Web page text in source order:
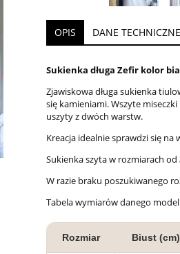
OPIS DANE TECHNICZNE
Sukienka długa Zefir kolor
Zjawiskowa długa sukienka
się kamieniami. Wszyte
uszyty z dwóch warstw.
Kreacja idealnie sprawdzi się na
Sukienka szyta w rozmiarach od
W razie braku poszukiwanego
Tabela wymiarów danego
Rozmiar Biust (cm)